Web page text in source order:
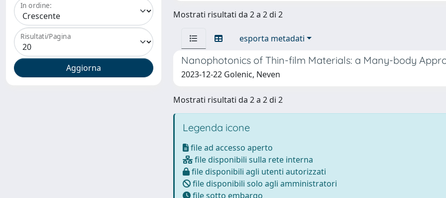
In ordine:
Risultati/Pagina
Mostrati risultati da 2 a 2 di 2
esporta metadati
Nanophotonics of Thin-film Materials: a Many-body
2023-12-22 Golenic, Neven
Mostrati risultati da 2 a 2 di 2
Legenda icone
file ad accesso aperto
file disponibili sulla rete interna
file disponibili agli utenti autorizzati
file disponibili solo agli amministratori
file sotto embargo